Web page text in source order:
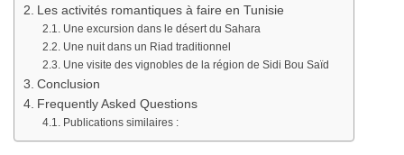
Les activités romantiques à faire en Tunisie
Une excursion dans le désert du Sahara
Une nuit dans un Riad traditionnel
Une visite des vignobles de la région de Sidi Bou Saïd
Conclusion
Frequently Asked Questions
Publications similaires :